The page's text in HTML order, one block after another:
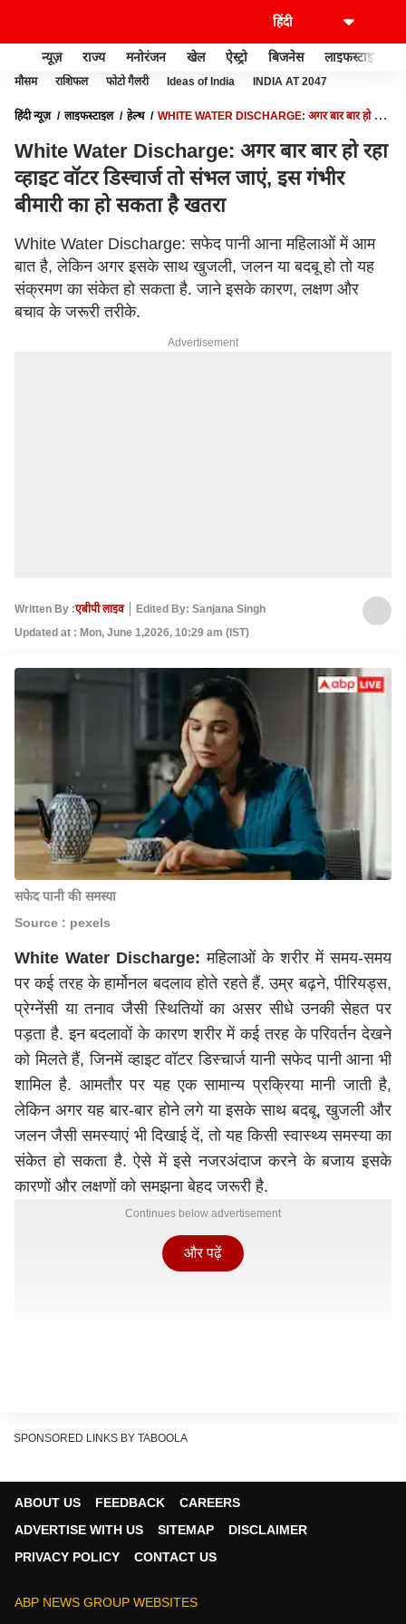
न्यूज़ राज्य मनोरंजन खेल ऐस्ट्रो बिजनेस लाइफस्टाइल
मौसम राशिफल फोटो गैलरी Ideas of India INDIA AT 2047
हिंदी न्यूज़ लाइफस्टाइल हेल्थ
WHITE WATER DISCHARGE: अगर बार बार हो रहा
White Water Discharge: अगर बार बार हो रहा
व्हाइट वॉटर डिस्चार्ज तो संभल जाएं, इस गंभीर
बीमारी का हो सकता है खतरा
White Water Discharge: सफेद पानी आना महिलाओं में आम
बात है, लेकिन अगर इसके साथ खुजली, जलन या बदबू हो तो यह
संक्रमण का संकेत हो सकता है. जाने इसके कारण, लक्षण और
बचाव के जरूरी तरीके.
Advertisement
Written By :एबीपी लाइव
Edited By: Sanjana Singh
Updated at : Mon, June 1,2026, 10:29 am (IST)
सफेद पानी की समस्या
Source : pexels
White Water Discharge:महिलाओं के शरीर में समय-समय
पर कई तरह के हार्मोनल बदलाव होते रहते हैं. उम्र बढ़ने, पीरियड्स,
प्रेग्नेंसी या तनाव जैसी स्थितियों का असर सीधे उनकी सेहत पर
पड़ता है. इन बदलावों के कारण शरीर में कई तरह के परिवर्तन देखने
को मिलते हैं, जिनमें व्हाइट वॉटर डिस्चार्ज यानी सफेद पानी आना भी
शामिल है. आमतौर पर यह एक सामान्य प्रक्रिया मानी जाती है,
लेकिन अगर यह बार-बार होने लगे या इसके साथ बदबू, खुजली और
जलन जैसी समस्याएं भी दिखाई दें, तो यह किसी स्वास्थ्य समस्या का
संकेत हो सकता है. ऐसे में इसे नजरअंदाज करने के बजाय इसके
कारणों और लक्षणों को समझना बेहद जरूरी है.
Continues below advertisement
और पढ़ें
SPONSORED LINKS BY TABOOLA
ABOUT US FEEDBACK
CAREERS
ADVERTISE WITH US
SITEMAP
DISCLAIMER
PRIVACY POLICY
CONTACT US
ABP NEWS GROUP WEBSITES